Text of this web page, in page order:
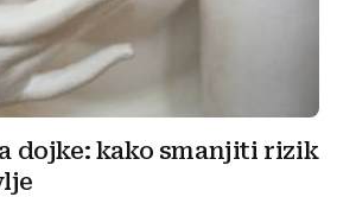
dojke: kako smanjiti rizik